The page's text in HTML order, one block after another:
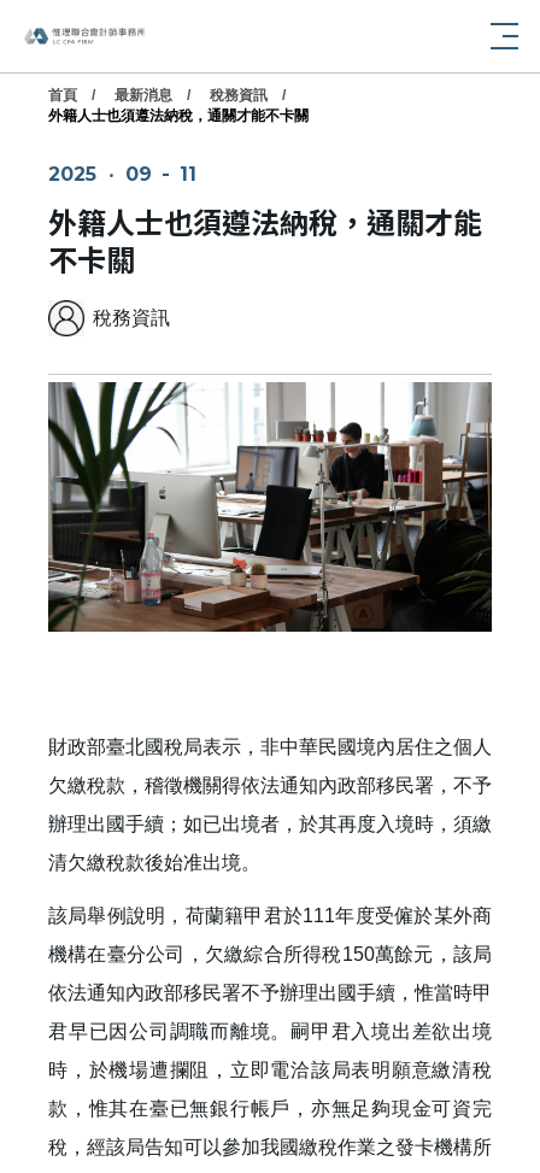
首頁 最新消息
稅務資訊
外籍人士也須遵法納稅，通關才能不卡關
2025 ‧ 09 - 11
外籍人士也須遵法納稅，通關才能
不卡關
稅務資訊
財政部臺北國稅局表示，非中華民國境內居住之個人
欠繳稅款，稽徵機關得依法通知內政部移民署，不予
辦理出國手續；如已出境者，於其再度入境時，須繳
清欠繳稅款後始准出境。
該局舉例說明，荷蘭籍甲君於111年度受僱於某外商
機構在臺分公司，欠繳綜合所得稅150萬餘元，該局
依法通知內政部移民署不予辦理出國手續，惟當時甲
君早已因公司調職而離境。嗣甲君入境出差欲出境
時，於機場遭攔阻，立即電洽該局表明願意繳清稅
款，惟其在臺已無銀行帳戶，亦無足夠現金可資完
稅，經該局告知可以參加我國繳稅作業之發卡機構所